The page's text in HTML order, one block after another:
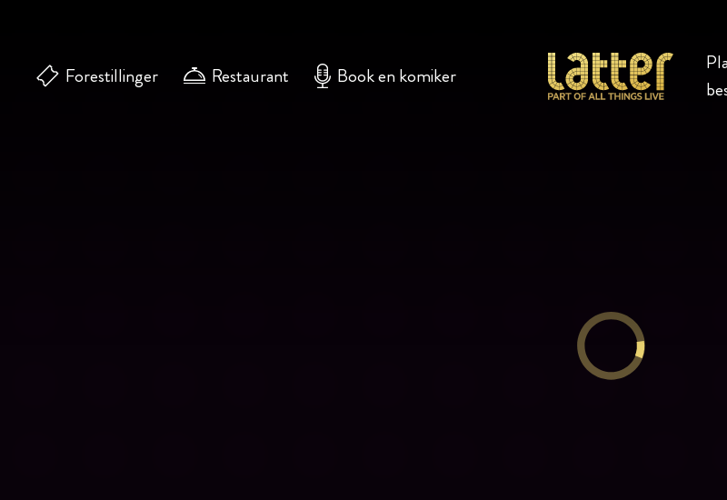
Forestillinger Restaurant Book en komiker